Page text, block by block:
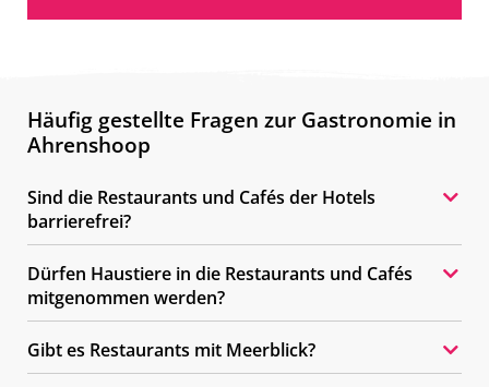
Häufig gestellte Fragen zur Gastronomie in
Ahrenshoop
Sind die Restaurants und Cafés der Hotels
barrierefrei?
Dürfen Haustiere in die Restaurants und Cafés
mitgenommen werden?
Gibt es Restaurants mit Meerblick?